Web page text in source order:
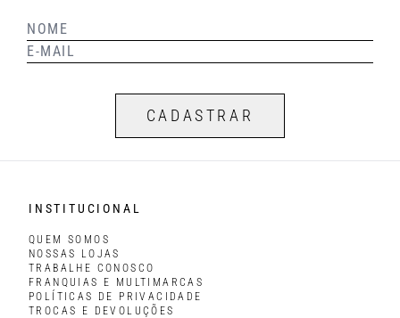
CADASTRAR
INSTITUCIONAL
QUEM SOMOS
NOSSAS LOJAS
TRABALHE CONOSCO
FRANQUIAS E MULTIMARCAS
POLÍTICAS DE PRIVACIDADE
TROCAS E DEVOLUÇÕES